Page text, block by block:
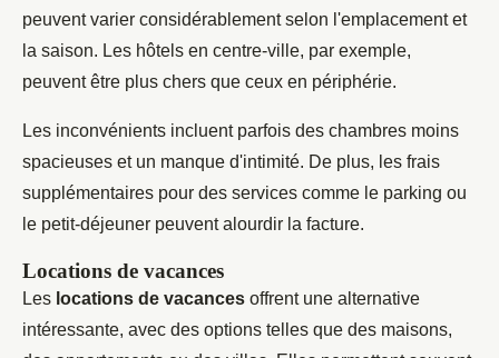
peuvent varier considérablement selon l'emplacement et
la saison. Les hôtels en centre-ville, par exemple,
peuvent être plus chers que ceux en périphérie.
Les inconvénients incluent parfois des chambres moins
spacieuses et un manque d'intimité. De plus, les frais
supplémentaires pour des services comme le parking ou
le petit-déjeuner peuvent alourdir la facture.
Locations de vacances
Les locations de vacances offrent une alternative
intéressante, avec des options telles que des maisons,